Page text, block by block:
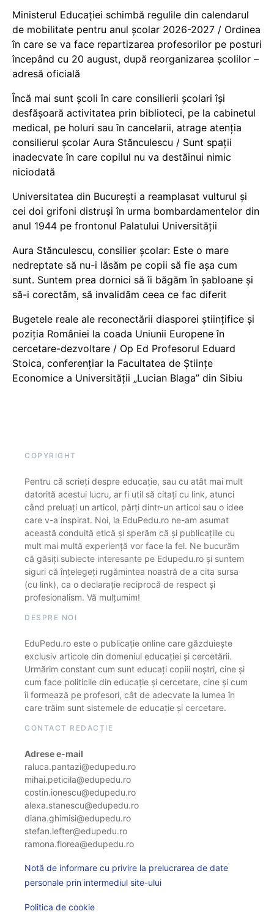
Ministerul Educației schimbă regulile din calendarul
de mobilitate pentru anul școlar 2026-2027 / Ordinea
în care se va face repartizarea profesorilor pe posturi
începând cu 20 august, după reorganizarea școlilor –
adresă oficială
Încă mai sunt școli în care consilierii școlari își
desfășoară activitatea prin biblioteci, pe la cabinetul
medical, pe holuri sau în cancelarii, atrage atenția
consilierul școlar Aura Stănculescu / Sunt spații
inadecvate în care copilul nu va destăinui nimic
niciodată
Universitatea din București a reamplasat vulturul și
cei doi grifoni distruși în urma bombardamentelor din
anul 1944 pe frontonul Palatului Universității
Aura Stănculescu, consilier școlar: Este o mare
nedreptate să nu-i lăsăm pe copii să fie așa cum
sunt. Suntem prea dornici să îi băgăm în șabloane și
să-i corectăm, să invalidăm ceea ce fac diferit
Bugetele reale ale reconectării diasporei științifice și
poziția României la coada Uniunii Europene în
cercetare-dezvoltare / Op Ed Profesorul Eduard
Stoica, conferențiar la Facultatea de Științe
Economice a Universității „Lucian Blaga” din Sibiu
COPYRIGHT
Pentru că scrieți despre educație, sau cu atât mai mult
datorită acestui lucru, ar fi util să citați cu link, atunci
când preluați un articol, părți dintr-un articol sau o idee
care v-a inspirat. Noi, la EduPedu.ro ne-am asumat
această conduită etică și sperăm că și publicațiile cu
mult mai multă experiență vor face la fel. Ne bucurăm
că găsiți subiecte interesante pe Edupedu.ro și suntem
siguri că înțelegeți rugămintea noastră de a cita sursa
(cu link), ca o declarație reciprocă de respect și
profesionalism. Vă mulțumim!
DESPRE NOI
EduPedu.ro este o publicație online care găzduiește
exclusiv articole din domeniul educației și cercetării.
Urmărim constant cum sunt educați copiii noștri, cine și
cum face politicile din educație și cercetare, cine și cum
îi formează pe profesori, cât de adecvate la lumea în
care trăim sunt sistemele de educație și cercetare.
CONTACT REDACȚIE
Adrese e-mail
raluca.pantazi@edupedu.ro
mihai.peticila@edupedu.ro
costin.ionescu@edupedu.ro
alexa.stanescu@edupedu.ro
diana.ghimisi@edupedu.ro
stefan.lefter@edupedu.ro
ramona.florea@edupedu.ro
Notă de informare cu privire la prelucrarea de date
personale prin intermediul site-ului
Politica de cookie